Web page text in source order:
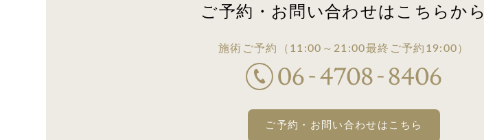
ご予約・お問い合わせはこちらから
施術ご予約 （11:00～21:00最終ご予約19:00）
ご予約・お問い合わせはこちら